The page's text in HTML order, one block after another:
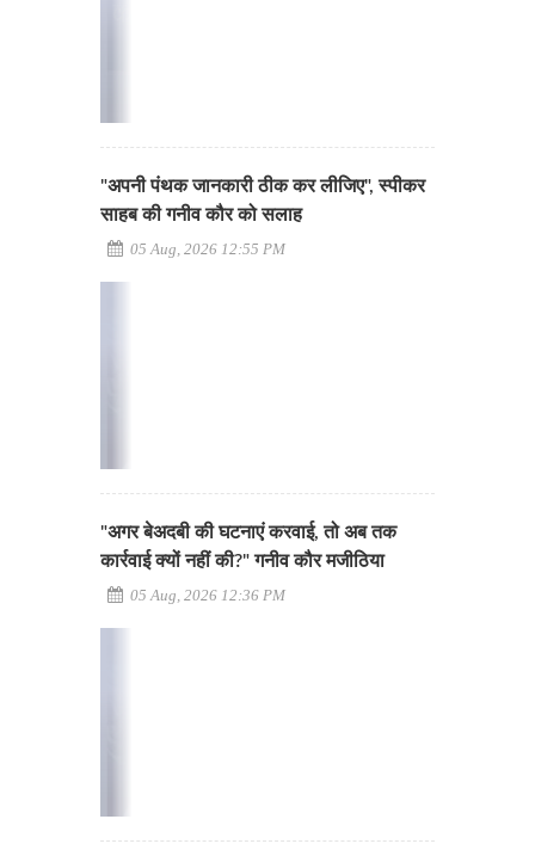
"अपनी पंथक जानकारी ठीक कर लीजिए", स्पीकर
साहब की गनीव कौर को सलाह
05 Aug, 2026 12:55 PM
"अगर बेअदबी की घटनाएं करवाई, तो अब तक
कार्रवाई क्यों नहीं की?" गनीव कौर मजीठिया
05 Aug, 2026 12:36 PM